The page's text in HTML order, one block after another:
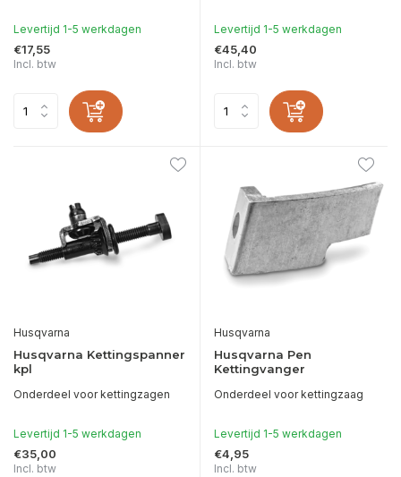
Levertijd 1-5 werkdagen
€17,55
Incl. btw
Levertijd 1-5 werkdagen
€45,40
Incl. btw
Husqvarna
Husqvarna Kettingspanner
kpl
Onderdeel voor kettingzagen
Levertijd 1-5 werkdagen
€35,00
Incl. btw
Husqvarna
Husqvarna Pen
Kettingvanger
Onderdeel voor kettingzaag
Levertijd 1-5 werkdagen
€4,95
Incl. btw